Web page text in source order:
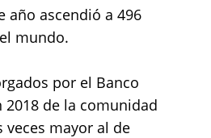
año ascendió a 496
mundo.
por el Banco
2018 de la comunidad
veces mayor al de